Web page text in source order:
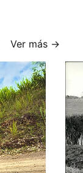
Ver más →